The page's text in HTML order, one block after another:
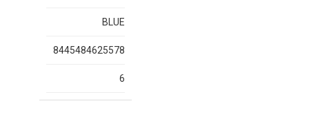
BLUE
8445484625578
6